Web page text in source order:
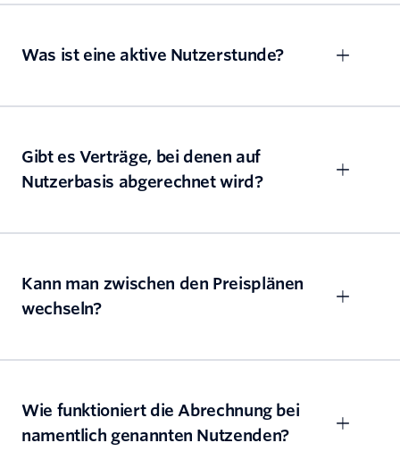
Was ist eine aktive Nutzerstunde?
Gibt es Verträge, bei denen auf
Nutzerbasis abgerechnet wird?
Kann man zwischen den Preisplänen
wechseln?
Wie funktioniert die Abrechnung bei
namentlich genannten Nutzenden?